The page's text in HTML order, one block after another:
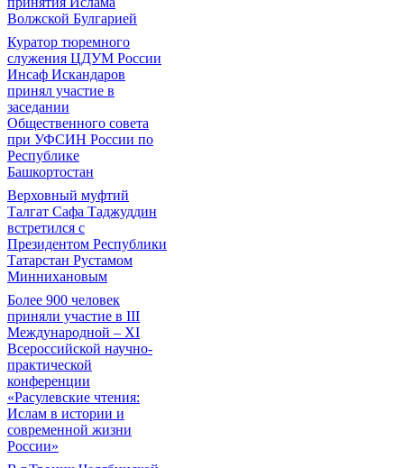
Волжской Булгарией
Куратор тюремного
служения ЦДУМ России
Инсаф Искандаров
принял участие в
заседании
Общественного совета
при УФСИН России по
Республике
Башкортостан
Верховный муфтий
Талгат Сафа Таджуддин
встретился с
Президентом Республики
Татарстан Рустамом
Миннихановым
Более 900 человек
приняли участие в III
Международной – XI
Всероссийской научно-
практической
конференции
«Расулевские чтения:
Ислам в истории и
современной жизни
России»